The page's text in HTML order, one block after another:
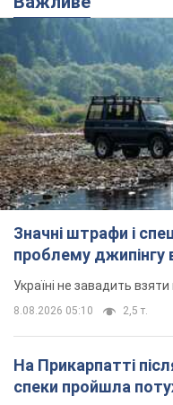
Значні штрафи і
проблему
Україні не завадить
8.08.2026 05:10 2,5 т.
На Прикарпатті
спеки пройшла
дороги
Відео
Негода накрила Івано-
Жінці нарахували
за газ через покази
лічильника: суддя